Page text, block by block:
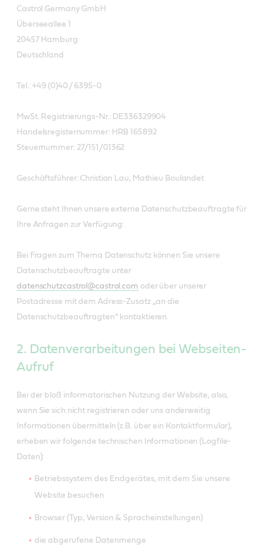
Castrol Germany GmbH
Überseeallee 1
20457 Hamburg
Deutschland
Tel.: +49 (0)40 / 6395-0
MwSt. Registrierungs-Nr.: DE336329904
Handelsregisternummer: HRB 165892
Steuernummer: 27/151/01362
Geschäftsführer: Christian Lau, Mathieu Boulandet
Gerne steht Ihnen unsere externe Datenschutzbeauftragte für
Ihre Anfragen zur Verfügung:
Bei Fragen zum Thema Datenschutz können Sie unsere
Datenschutzbeauftragte unter
datenschutzcastrol@castrol.com oder über unserer
Postadresse mit dem Adress-Zusatz „an die
Datenschutzbeauftragten“ kontaktieren.
2. Datenverarbeitungen bei Webseiten-
Aufruf
Bei der bloß informatorischen Nutzung der Website, also,
wenn Sie sich nicht registrieren oder uns anderweitig
Informationen übermitteln (z.B. über ein Kontaktformular),
erheben wir folgende technischen Informationen (Logfile-
Daten):
Betriebssystem des Endgerätes, mit dem Sie unsere
Website besuchen
Browser (Typ, Version & Spracheinstellungen)
die abgerufene Datenmenge